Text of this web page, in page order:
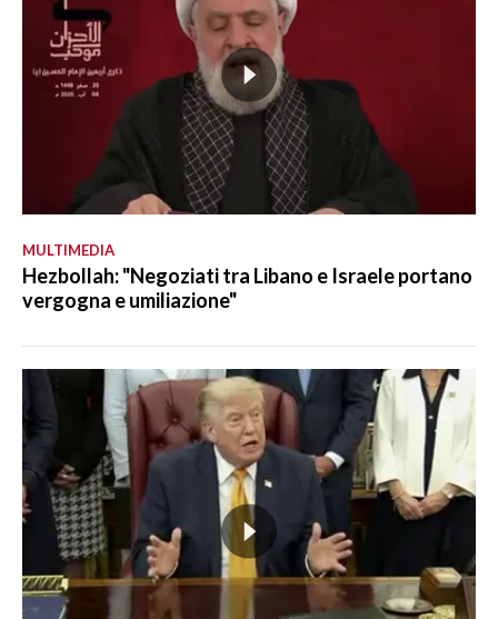
MULTIMEDIA
Hezbollah: "Negoziati tra Libano e Israele portano
vergogna e umiliazione"